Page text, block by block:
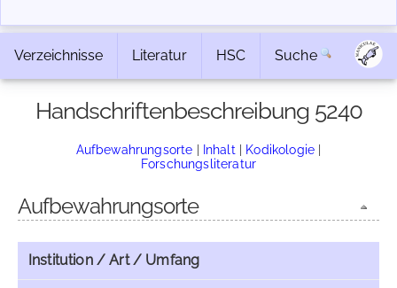
Verzeichnisse Literatur HSC Suche
Handschriftenbeschreibung 5240
Aufbewahrungsorte | Inhalt | Kodikologie |
Forschungsliteratur
Aufbewahrungsorte
Institution / Art / Umfang